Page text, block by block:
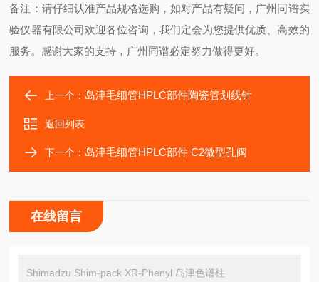
备注：请仔细认准产品规格选购，如对产品有疑问，广州同谱实
验仪器有限公司欢迎各位咨询，我们定会为您提供优质、高效的
服务。感谢大家的支持，广州同谱必定努力做得更好。
上一个： 岛津毛细管HPLC部件陶瓷管划线针
返回列表
下一个： 岛津毛细管HPLC部件 C2微型孔阀
在线留言